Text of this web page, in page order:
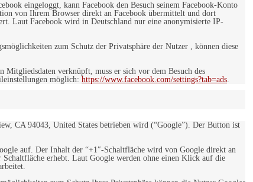
eingeloggt, kann Facebook den Besuch seinem Facebook-Konto
von Ihrem Browser direkt an Facebook übermittelt und dort
Laut Facebook wird in Deutschland nur eine anonymisierte IP-
zum Schutz der Privatsphäre der Nutzer , können diese
Mitgliedsdaten verknüpft, muss er sich vor dem Besuch des
möglich: https://www.facebook.com/settings?tab=ads.
CA 94043, United States betrieben wird (“Google”). Der Button ist
auf. Der Inhalt der “+1″-Schaltfläche wird von Google direkt an
erhebt. Laut Google werden ohne einen Klick auf die